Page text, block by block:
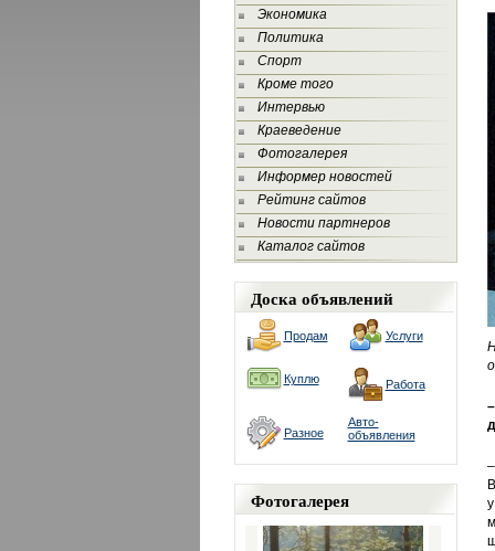
Экономика
Политика
Спорт
Кроме того
Интервью
Краеведение
Фотогалерея
Информер новостей
Рейтинг сайтов
Новости партнеров
Каталог сайтов
Доска объявлений
Продам Услуги
Куплю Работа
Разное
Авто-
объявления
Фотогалерея